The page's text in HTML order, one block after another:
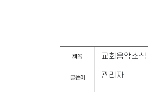
교회음악소
관리자